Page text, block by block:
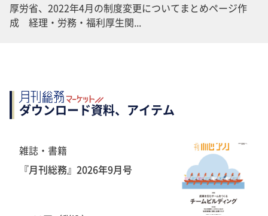
厚労省、2022年4月の制度変更についてまとめページ作
成 経理・労務・福利厚生関...
ダウンロード資料、アイテム
雑誌・書籍
『月刊総務』2026年9月号